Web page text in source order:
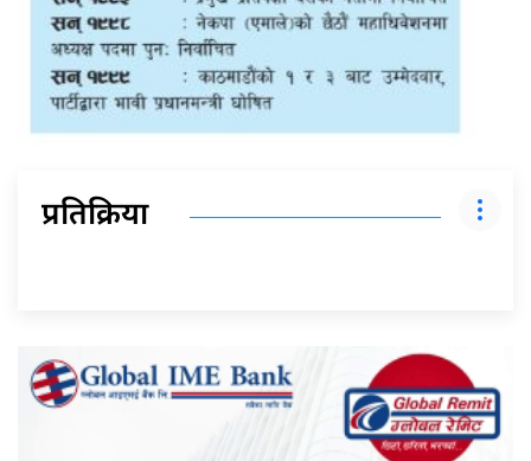
प्रतिक्रिया